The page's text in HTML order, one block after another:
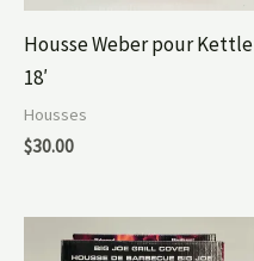
Housse Weber pour Kettle
18′
Housses
$30.00